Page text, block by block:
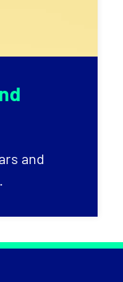
and